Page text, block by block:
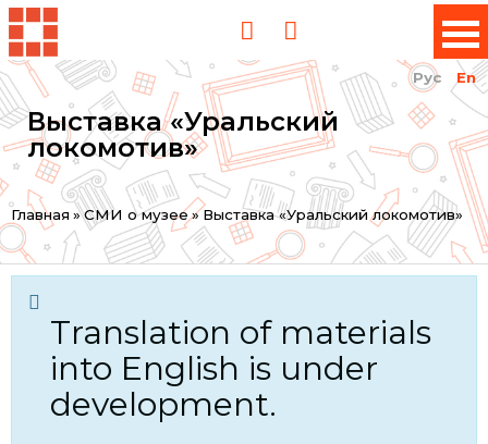
Рус En
Выставка «Уральский
локомотив»
You
are
here
Главная »СМИ о музее» Выставка «Уральский локомотив»
Translation of materials
into English is under
development.